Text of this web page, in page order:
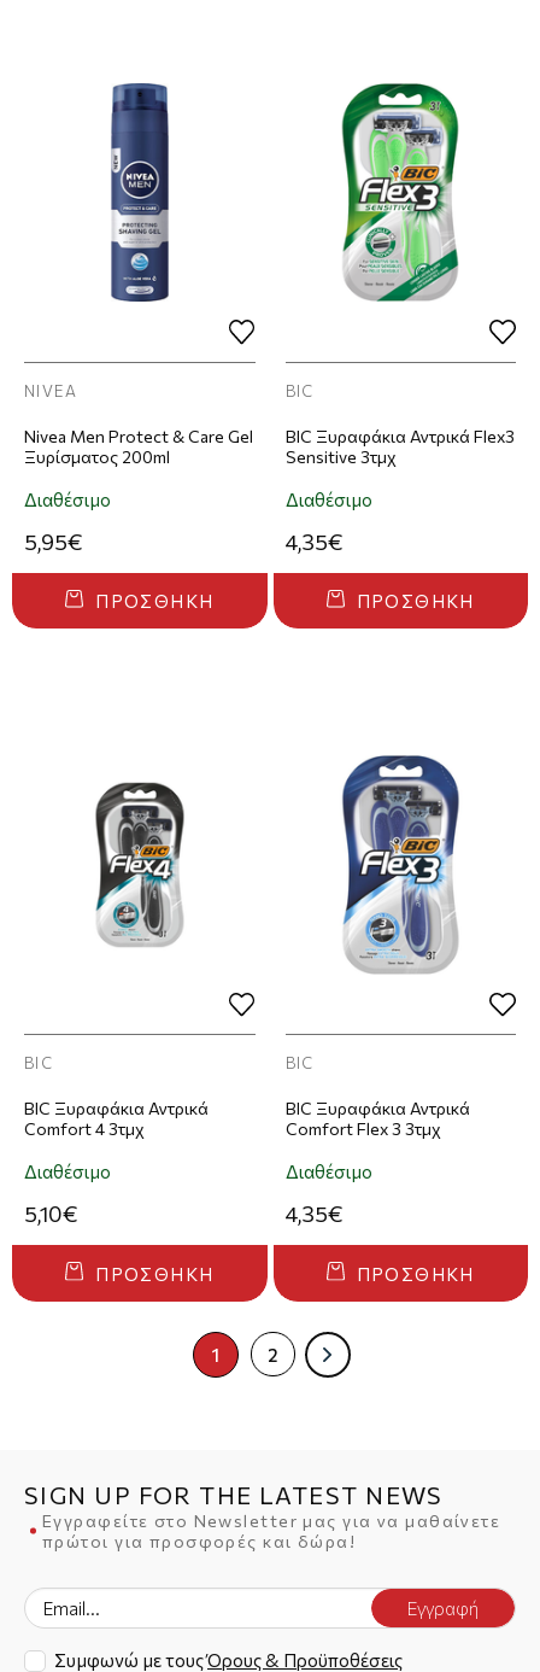
NIVEA
Nivea Men Protect & Care Gel
Ξυρίσματος 200ml
Διαθέσιμο
5,95€
ΠΡΟΣΘΉΚΗ
BIC
BIC Ξυραφάκια Αντρικά Flex3
Sensitive 3τμχ
Διαθέσιμο
4,35€
ΠΡΟΣΘΉΚΗ
BIC
BIC Ξυραφάκια Αντρικά
Comfort 4 3τμχ
Διαθέσιμο
5,10€
ΠΡΟΣΘΉΚΗ
BIC
BIC Ξυραφάκια Αντρικά
Comfort Flex 3 3τμχ
Διαθέσιμο
4,35€
ΠΡΟΣΘΉΚΗ
1 2
SIGN UP FOR THE LATEST NEWS
Εγγραφείτε στο Newsletter μας για να μαθαίνετε
πρώτοι για προσφορές και δώρα!
Εγγραφή
Συμφωνώ με τουςΌρους & Προϋποθέσεις